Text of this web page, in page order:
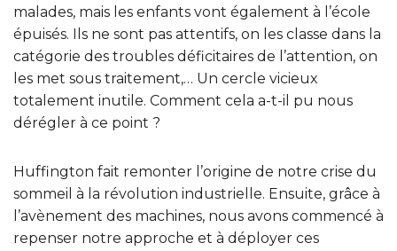
malades, mais les enfants vont également à l’école
épuisés. Ils ne sont pas attentifs, on les classe dans la
catégorie des troubles déficitaires de l’attention, on
les met sous traitement,… Un cercle vicieux
totalement inutile. Comment cela a-t-il pu nous
dérégler à ce point ?
Huffington fait remonter l’origine de notre crise du
sommeil à la révolution industrielle. Ensuite, grâce à
l’avènement des machines, nous avons commencé à
repenser notre approche et à déployer ces